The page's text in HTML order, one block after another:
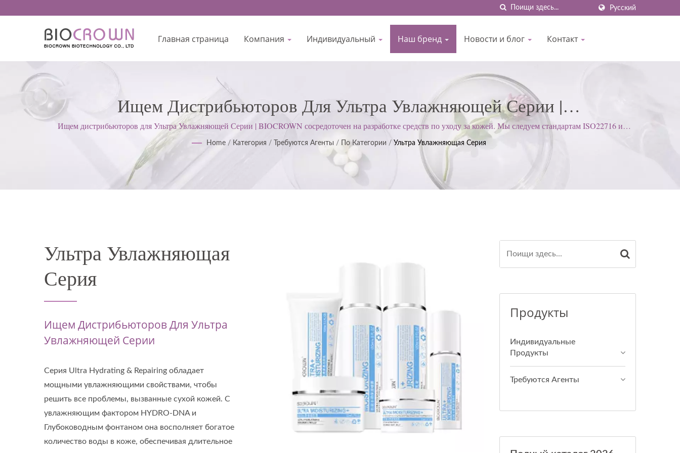
Русский
Главная страница Компания Индивидуальный Наш бренд Новости и блог Контакт
Ищем Дистрибьюторов Для Ультра Увлажняющей Серии |
Сертифицированный Производитель Средств По Уходу За Кожей ISO И
GMP С 1977 Года | BIOCROWN
Ищем дистрибьюторов для Ультра Увлажняющей Серии | BIOCROWN сосредоточен на разработке средств по уходу за кожей. Мы следуем стандартам ISO22716 и
надлежащей производственной практики (GMP); придерживаемся строгого подхода для удовлетворения ожиданий клиентов.
Home / Категория / Требуются Агенты / По Категории / Ультра Увлажняющая Серия
Ультра Увлажняющая
Серия
Ищем Дистрибьюторов Для Ультра
Увлажняющей Серии
Серия Ultra Hydrating & Repairing обладает
мощными увлажняющими свойствами, чтобы
решить все проблемы, вызванные сухой кожей. С
увлажняющим фактором HYDRO-DNA и
Глубоководным фонтаном она восполняет богатое
количество воды в коже, обеспечивая длительное
Продукты
Индивидуальные
Продукты
Требуются Агенты